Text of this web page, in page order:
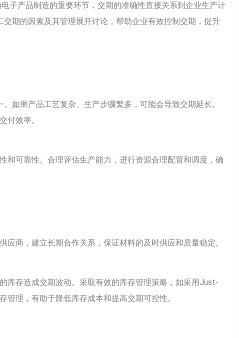
电子产品制造的重要环节，交期的准确性直接关系到企业生产计
期的因素及其管理展开讨论，帮助企业有效控制交期，提升
如果产品工艺复杂、生产步骤繁多，可能会导致交期延长。
付效率。
和可靠性。合理评估生产能力，进行资源合理配置和调度，确
商，建立长期合作关系，保证材料的及时供应和质量稳定。
库存造成交期波动。采取有效的库存管理策略，如采用Just-
理，有助于降低库存成本和提高交期可控性。